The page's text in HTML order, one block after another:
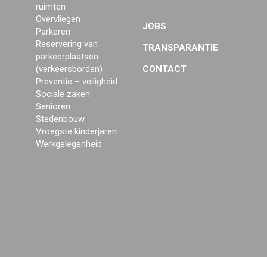
ruimten
Overvliegen
Parkeren
Reservering van
parkeerplaatsen
(verkeersborden)
Preventie – veiligheid
Sociale zaken
Senioren
Stedenbouw
Vroegste kinderjaren
Werkgelegenheid
JOBS
TRANSPARANTIE
CONTACT